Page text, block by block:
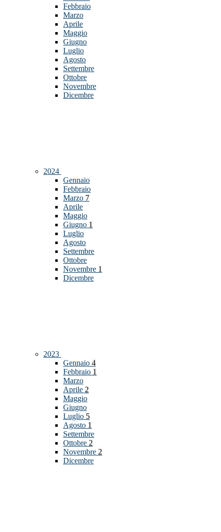
Febbraio
Marzo
Aprile
Maggio
Giugno
Luglio
Agosto
Settembre
Ottobre
Novembre
Dicembre
2024
Gennaio
Febbraio
Marzo 7
Aprile
Maggio
Giugno 1
Luglio
Agosto
Settembre
Ottobre
Novembre 1
Dicembre
2023
Gennaio 4
Febbraio 1
Marzo
Aprile 2
Maggio
Giugno
Luglio 5
Agosto 1
Settembre
Ottobre 2
Novembre 2
Dicembre